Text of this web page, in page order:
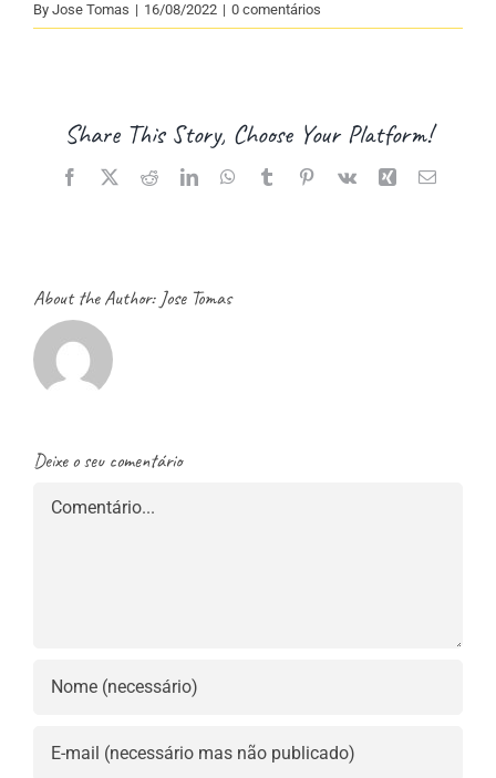
By Jose Tomas | 16/08/2022 | 0 comentários
Share This Story, Choose Your Platform!
Facebook
X RedditLinkedInWhatsApp
TumblrPinterest
Vk Xing Email
About the Author: Jose Tomas
Deixe o seu comentário
Comment